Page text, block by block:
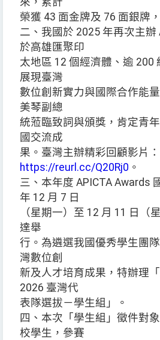
榮獲 43 面金牌及 76 面銀牌
二、我國於 2025 年再次主辦
於高雄匯聚印
太地區 12 個經濟體、逾 200
展現臺灣
數位創新實力與國際合作能
美琴副總
統蒞臨致詞與頒獎，肯定青
國交流成
果。臺灣主辦精彩回顧影片：
https://reurl.cc/Q20Rj0 。
三、本年度 APICTA Awards
年 12 月 7 日
（星期一）至 12 月 11 日（
達舉
行。為遴選我國優秀學生團
灣數位創
新及人才培育成果，特辦理
2026 臺灣代
表隊選拔－學生組」。
四、本次「學生組」徵件對
校學生，參賽